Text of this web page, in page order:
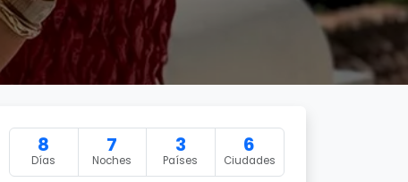
8
Días
7
Noches
3
Países
6
Ciudades